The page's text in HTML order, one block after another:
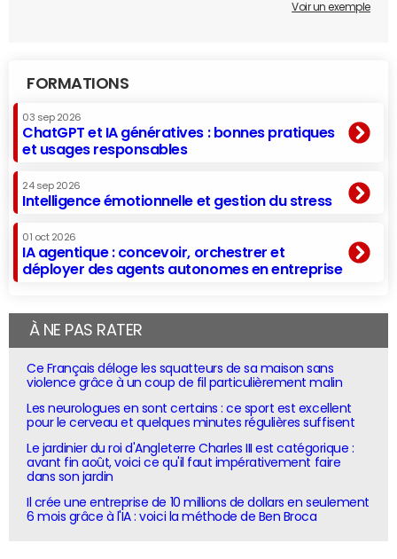
Voir un exemple
FORMATIONS
03 sep 2026
ChatGPT et IA génératives : bonnes pratiques
et usages responsables
24 sep 2026
Intelligence émotionnelle et gestion du stress
01 oct 2026
IA agentique : concevoir, orchestrer et
déployer des agents autonomes en entreprise
À NE PAS RATER
Ce Français déloge les squatteurs de sa maison sans
violence grâce à un coup de fil particulièrement malin
Les neurologues en sont certains : ce sport est excellent
pour le cerveau et quelques minutes régulières suffisent
Le jardinier du roi d'Angleterre Charles III est catégorique :
avant fin août, voici ce qu'il faut impérativement faire
dans son jardin
Il crée une entreprise de 10 millions de dollars en seulement
6 mois grâce à l'IA : voici la méthode de Ben Broca